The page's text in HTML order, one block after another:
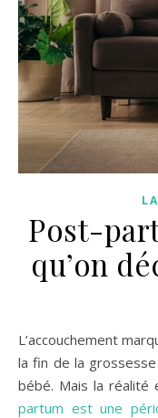
Post-
qu’on
L’accouchement marque souvent, dans l’imaginaire collectif,
la fin de la
bébé. Mais la réalité
partum est une